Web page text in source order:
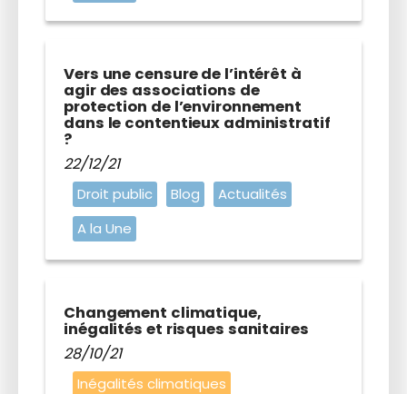
Vers une censure de l’intérêt à
agir des associations de
protection de l’environnement
dans le contentieux administratif
?
22/12/21
Droit public Blog
Actualités
A la Une
Changement climatique,
inégalités et risques sanitaires
28/10/21
Inégalités climatiques